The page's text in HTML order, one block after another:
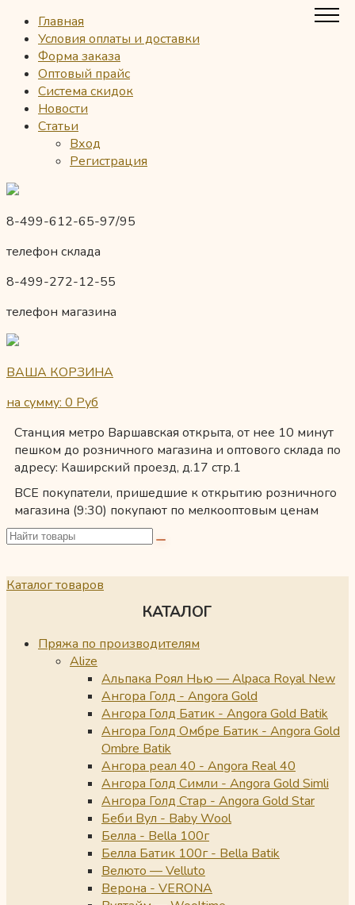
Главная
Условия оплаты и доставки
Форма заказа
Оптовый прайс
Система скидок
Новости
Статьи
Вход
Регистрация
8-499-612-65-97/95
телефон склада
8-499-272-12-55
телефон магазина
ВАША КОРЗИНА
на сумму: 0 Руб
Станция метро Варшавская открыта, от нее 10 минут
пешком до розничного магазина и оптового склада по
адресу: Каширский проезд, д.17 стр.1
ВСЕ покупатели, пришедшие к открытию розничного
магазина (9:30) покупают по мелкооптовым ценам
Каталог товаров
КАТАЛОГ
Пряжа по производителям
Alize
Альпака Роял Нью — Alpaca Royal New
Ангора Голд - Angora Gold
Ангора Голд Батик - Angora Gold Batik
Ангора Голд Омбре Батик - Angora Gold
Ombre Batik
Ангора реал 40 - Angora Real 40
Ангора Голд Симли - Angora Gold Simli
Ангора Голд Стар - Angora Gold Star
Беби Вул - Baby Wool
Белла - Bella 100г
Белла Батик 100г - Bella Batik
Велюто — Velluto
Верона - VERONA